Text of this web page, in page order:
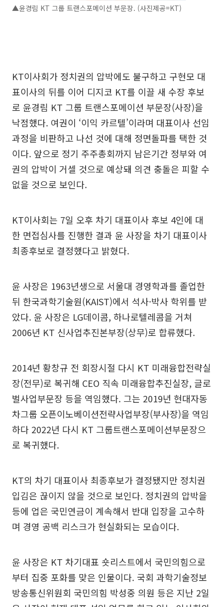
▲윤경림 KT 그룹 트랜스포메이션 부문장. (사진제공=KT)
KT이사회가 정치권의 압박에도 불구하고 구현모 대
표이사의 뒤를 이어 디지코 KT를 이끌 새 수장 후보
로 윤경림 KT 그룹 트랜스포메이션 부문장(사장)을
낙점했다. 여권이 ‘이익 카르텔’이라며 대표이사 선임
과정을 비판하고 나선 것에 대해 정면돌파를 택한 것
이다. 앞으로 정기 주주총회까지 남은기간 정부와 여
권의 압박이 거셀 것으로 예상돼 의견 충돌은 피할 수
없을 것으로 보인다.
KT이사회는 7일 오후 차기 대표이사 후보 4인에 대
한 면접심사를 진행한 결과 윤 사장을 차기 대표이사
최종후보로 결정했다고 밝혔다.
윤 사장은 1963년생으로 서울대 경영학과를 졸업한
뒤 한국과학기술원(KAIST)에서 석사·박사 학위를 받
았다. 윤 사장은 LG데이콤, 하나로텔레콤을 거쳐
2006년 KT 신사업추진본부장(상무)로 합류했다.
2014년 황창규 전 회장시절 다시 KT 미래융합전략실
장(전무)로 복귀해 CEO 직속 미래융합추진실장, 글로
벌사업부문장 등을 역임했다. 그는 2019년 현대자동
차그룹 오픈이노베이션전략사업부장(부사장)을 역임
하다 2022년 다시 KT 그룹트랜스포메이션부문장으
로 복귀했다.
KT의 차기 대표이사 최종후보가 결정됐지만 정치권
입김은 끊이지 않을 것으로 보인다. 정치권의 압박을
등에 업은 국민연금이 계속해서 반대 입장을 고수하
며 경영 공백 리스크가 현실화되는 모습이다.
윤 사장은 KT 차기대표 숏리스트에서 국민의힘으로
부터 집중 포화를 맞은 인물이다. 국회 과학기술정보
방송통신위원회 국민의힘 박성중 의원 등은 지난 2일